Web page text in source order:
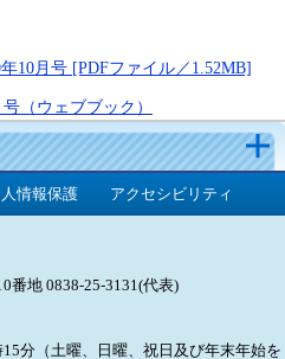
10月号 [PDFファイル／1.52MB]
（ウェブブック）
情報保護 アクセシビリティ
番地 0838-25-3131(代表)
分（土曜、日曜、祝日及び年末年始を